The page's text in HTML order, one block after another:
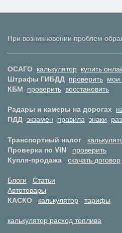
При возникновении проблем
ОСАГО калькулятор купить
Штрафы ГИБДД проверить
КБМ проверить восстановить
Радары и камеры на дорогах
ПДД экзамен правила знаки
Транспортный налог
Проверка по VIN
проверить
Купля-продажа скачать договор
Блоги
Статьи
Автотовары
КАСКО
калькулятор тарифы
калькулятор расход топлива